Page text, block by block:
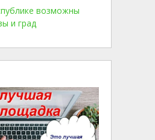
возможны
и град